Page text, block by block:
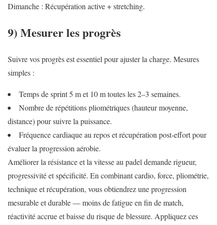
Dimanche : Récupération active + stretching.
9) Mesurer les progrès
Suivre vos progrès est essentiel pour ajuster la charge. Mesures
simples :
Temps de sprint 5 m et 10 m toutes les 2–3 semaines.
Nombre de répétitions pliométriques (hauteur moyenne,
distance) pour suivre la puissance.
Fréquence cardiaque au repos et récupération post‑effort pour
évaluer la progression aérobie.
Améliorer la résistance et la vitesse au padel demande rigueur,
progressivité et spécificité. En combinant cardio, force, pliométrie,
technique et récupération, vous obtiendrez une progression
mesurable et durable — moins de fatigue en fin de match,
réactivité accrue et baisse du risque de blessure. Appliquez ces